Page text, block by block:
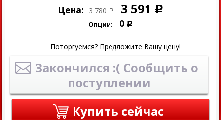
Цена: 3 780 Р 3 591 Р
Опции: 0 Р
Поторгуемся? Предложите Вашу цену!
Закончился :( Сообщить о
поступлении
Купить сейчас